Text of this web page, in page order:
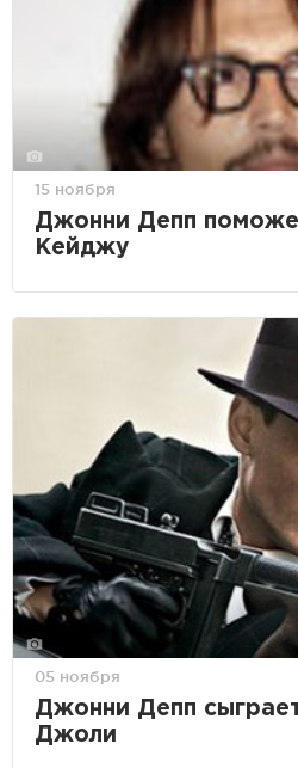
15 ноября
Джонни Депп
Кейджу
05 ноября
Джонни Депп
Джоли